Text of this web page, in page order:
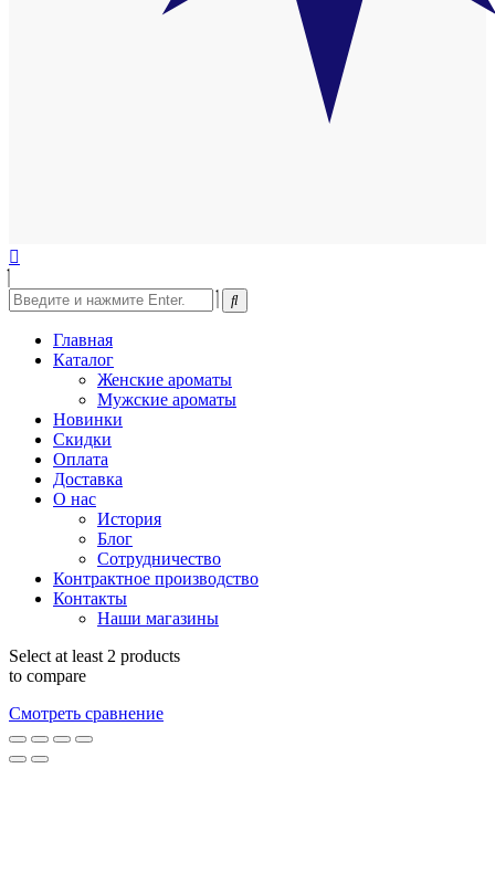
Главная
Каталог
Женские ароматы
Мужские ароматы
Новинки
Скидки
Оплата
Доставка
О нас
История
Блог
Сотрудничество
Контрактное производство
Контакты
Наши магазины
Select at least 2 products
to compare
Смотреть сравнение